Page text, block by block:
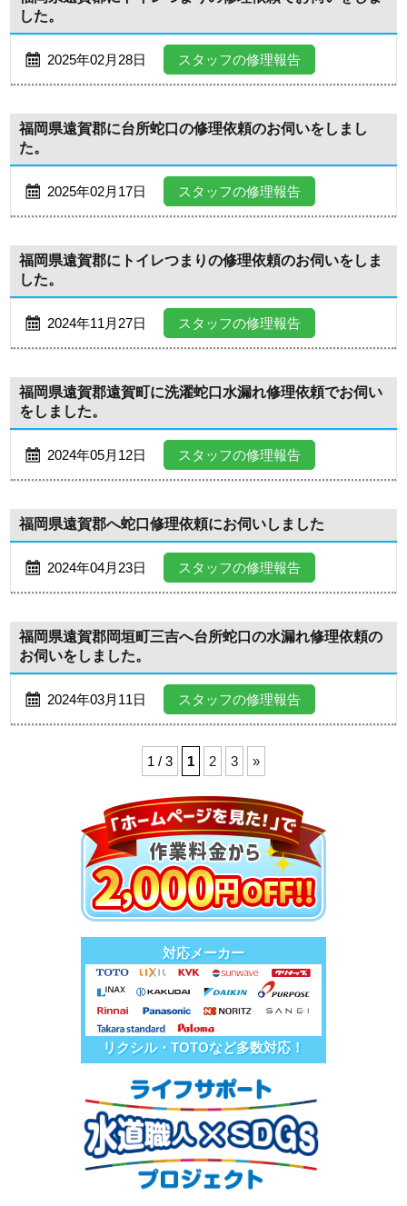
した。
2025年02月28日 スタッフの修理報告
福岡県遠賀郡に台所蛇口の修理依頼のお伺いをしまし
た。
2025年02月17日 スタッフの修理報告
福岡県遠賀郡にトイレつまりの修理依頼のお伺いをしま
した。
2024年11月27日 スタッフの修理報告
福岡県遠賀郡遠賀町に洗濯蛇口水漏れ修理依頼でお伺い
をしました。
2024年05月12日 スタッフの修理報告
福岡県遠賀郡へ蛇口修理依頼にお伺いしました
2024年04月23日 スタッフの修理報告
福岡県遠賀郡岡垣町三吉へ台所蛇口の水漏れ修理依頼の
お伺いをしました。
2024年03月11日 スタッフの修理報告
1 / 3 1 2 3 »
対応メーカー
リクシル・TOTOなど多数対応！